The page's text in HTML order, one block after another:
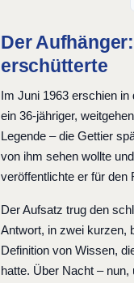
Der
erschütterte
Im Juni 1963 erschien
ein 36-jähriger,
Legende – die Gettier
von ihm sehen wollte
veröffentlichte er für den
Der Aufsatz trug den
Antwort, in zwei kurzen,
Definition von Wissen,
hatte. Über Nacht –